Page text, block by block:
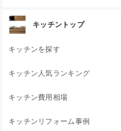
キッチントップ
キッチンを探す
キッチン人気ランキング
キッチン費用相場
キッチンリフォーム事例